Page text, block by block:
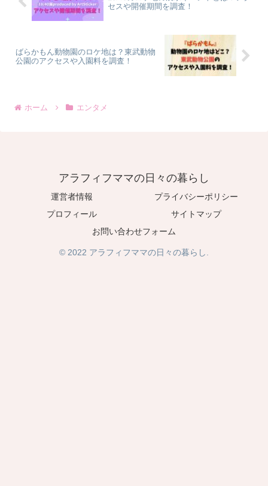
セスや開催期間を調査！
ばらかもん動物園のロケ地は？東武動物
公園のアクセスや入園料を調査！
ホーム エンタメ
アラフィフママの日々の暮らし
運営者情報
プライバシーポリシー
プロフィール
サイトマップ
お問い合わせフォーム
© 2022 アラフィフママの日々の暮らし.